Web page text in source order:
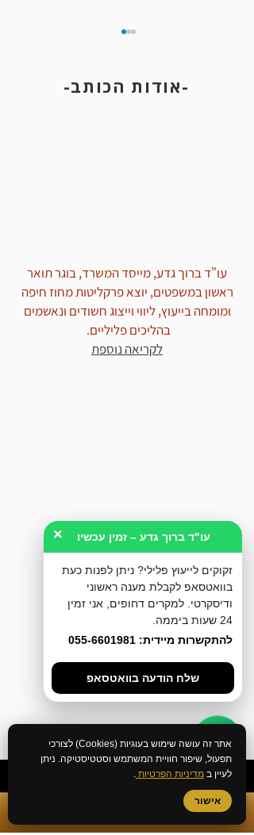
-אודות הכותב-
עו"ד ברוך גדע, מייסד המשרד, בוגר תואר
ראשון במשפטים, יוצא פרקליטות מחוז חיפה
ומומחה בייעוץ, ליווי וייצוג חשודים ונאשמים
בהליכים פליליים.
לקריאה נוספת
אתר זה עושה שימוש בעוגיות (Cookies) לצורכי
תפעול, שיפור חוויית המשתמש וסטטיסטיקה. ניתן
לעיין ב מדיניות הפרטיות .
אישור
עו"ד ברוך גדע – זמין עכשיו ×
זקוקים לייעוץ פלילי? ניתן לפנות כעת
בוואטסאפ לקבלת מענה ראשוני
ודיסקרטי. למקרים דחופים, אני זמין
24 שעות ביממה.
להתקשרות מיידית: 055-6601981
שלח הודעה בוואטסאפ